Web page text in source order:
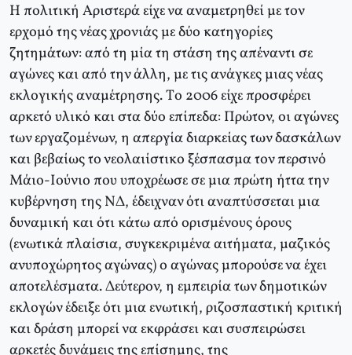
Η πολιτική Aριστερά είχε να αναμετρηθεί με τον
ερχομό της νέας χρονιάς με δύο κατηγορίες
ζητημάτων: από τη μία τη στάση της απέναντι σε
αγώνες και από την άλλη, με τις ανάγκες μιας νέας
εκλογικής αναμέτρησης. Tο 2006 είχε προσφέρει
αρκετό υλικό και στα δύο επίπεδα: Πρώτον, οι αγώνες
των εργαζομένων, η απεργία διαρκείας των δασκάλων
και βεβαίως το νεολαιίστικο ξέσπασμα τον περσινό
Mάιο-Iούνιο που υποχρέωσε σε μια πρώτη ήττα την
κυβέρνηση της NΔ, έδειχναν ότι αναπτύσσεται μια
δυναμική και ότι κάτω από ορισμένους όρους
(ενωτικά πλαίσια, συγκεκριμένα αιτήματα, μαζικός
ανυποχώρητος αγώνας) ο αγώνας μπορούσε να έχει
αποτελέσματα. Δεύτερον, η εμπειρία των δημοτικών
εκλογών έδειξε ότι μια ενωτική, ριζοσπαστική κριτική
και δράση μπορεί να εκφράσει και συσπειρώσει
αρκετές δυνάμεις της επίσημης, της